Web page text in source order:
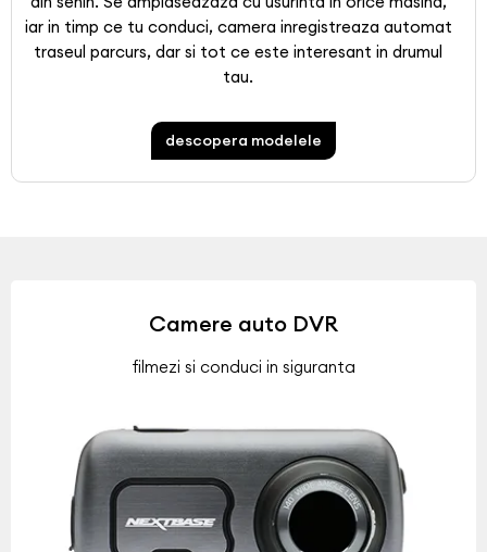
iar in timp ce tu conduci, camera inregistreaza automat
traseul parcurs, dar si tot ce este interesant in drumul
tau.
descopera modelele
Camere auto DVR
filmezi si conduci in siguranta